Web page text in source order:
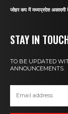
जोहर कप में मध्यप्रदेश अकादमी
STAY IN
TO BE UPDATED
ANNOUNCEMENTS.